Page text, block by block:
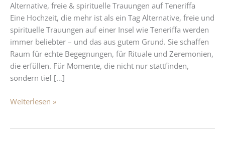
Alternative, freie & spirituelle Trauungen auf Teneriffa
Eine Hochzeit, die mehr ist als ein Tag Alternative, freie und
spirituelle Trauungen auf einer Insel wie Teneriffa werden
immer beliebter – und das aus gutem Grund. Sie schaffen
Raum für echte Begegnungen, für Rituale und Zeremonien,
die erfüllen. Für Momente, die nicht nur stattfinden,
sondern tief […]
Weiterlesen »